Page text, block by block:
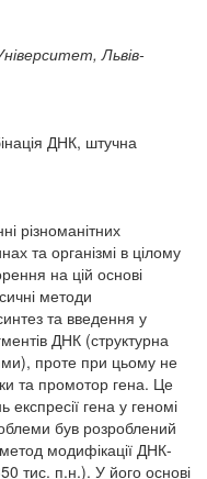
Львів-
ДНК, штучна
різноманітних
та організмі в цілому
на цій основі
методи
та введення у
ДНК (структурна
проте при цьому не
та промотор гена. Це
експресії гена у геномі
був розроблений
модифікації ДНК-
тис. п.н.). У його основі